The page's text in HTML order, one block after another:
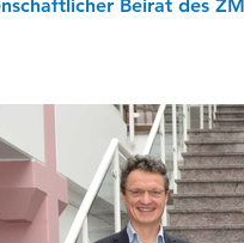
Beirat des